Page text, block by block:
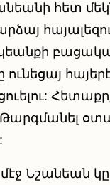
հետ
մէջ Նշանեան կը